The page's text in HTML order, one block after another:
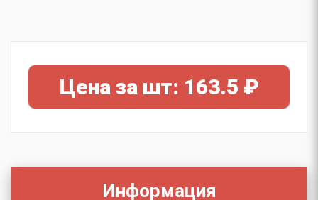
Цена за шт: 163.5 ₽
Информация